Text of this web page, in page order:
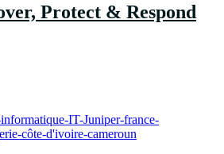
Protect & Respond